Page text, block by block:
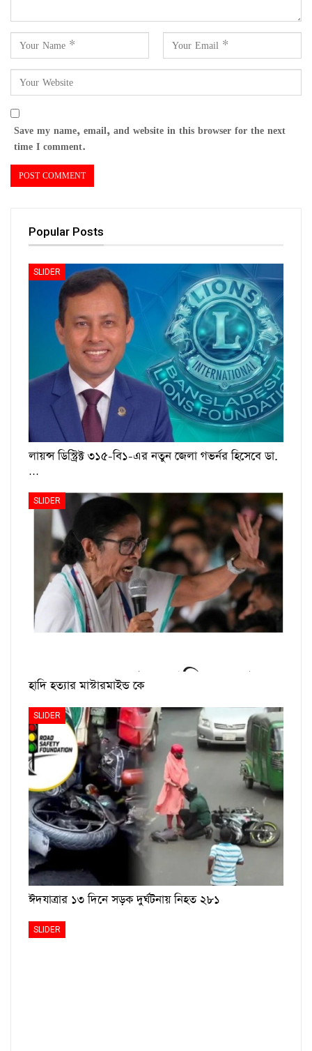
Save my name, email, and website in this browser for the next
time I comment.
Popular Posts
SLIDER
লায়ন্স ডিস্ট্রিক্ট ৩১৫-বি১-এর নতুন জেলা গভর্নর হিসেবে ডা.
…
SLIDER
হাদি হত্যার মাস্টারমাইন্ড কে
SLIDER
ঈদযাত্রার ১৩ দিনে সড়ক দুর্ঘটনায় নিহত ২৮১
SLIDER